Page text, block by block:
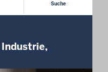
Suche